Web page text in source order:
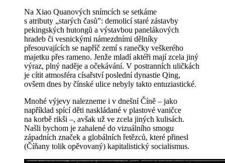
Na Xiao Quanových snímcích se setkáme
s atributy „starých časů”: demolicí staré zástavby
pekingských hutongů a výstavbou panelákových
hradeb či vesnickými námezdními dělníky
přesouvajících se napříč zemí s ranečky veškerého
majetku přes rameno. Jenže mladí aktéři mají zcela jiný
výraz, plný naděje a očekávání. V postranních uličkách
je cítit atmosféra císařství poslední dynastie Qing,
ovšem dnes by čínské ulice nebyly takto entuziastické.
Mnohé výjevy nalezneme i v dnešní Číně – jako
například spící děti naskládané v plastové vaničce
na korbě rikši –, avšak už ve zcela jiných kulisách.
Našli bychom je zahalené do vizuálního smogu
západních značek a globálních řetězců, které přinesl
(Číňany tolik opěvovaný) kapitalistický socialismus.